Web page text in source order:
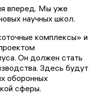
вперед. Мы уже
научных школ.
комплексы» и
Он должен стать
Здесь будут
оборонных
сферы.